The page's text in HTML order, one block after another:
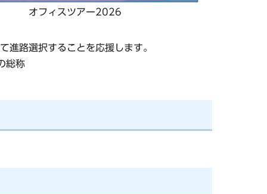
オフィスツアー2026
進路選択することを応援します。
総称